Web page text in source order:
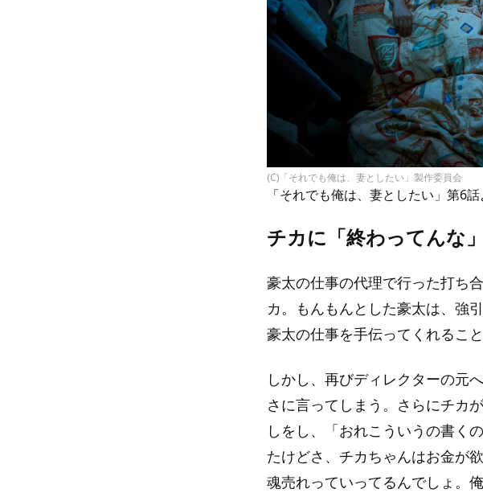
(C)「それでも俺は、妻としたい」製作委員会
「それでも俺は、妻としたい」第6
チカに「終わってんな
豪太の仕事の代理で行った打ち
カ。もんもんとした豪太は、強
豪太の仕事を手伝ってくれるこ
しかし、再びディレクターの元
さに言ってしまう。さらにチカ
しをし、「おれこういうの書く
たけどさ、チカちゃんはお金が
魂売れっていってるんでしょ。